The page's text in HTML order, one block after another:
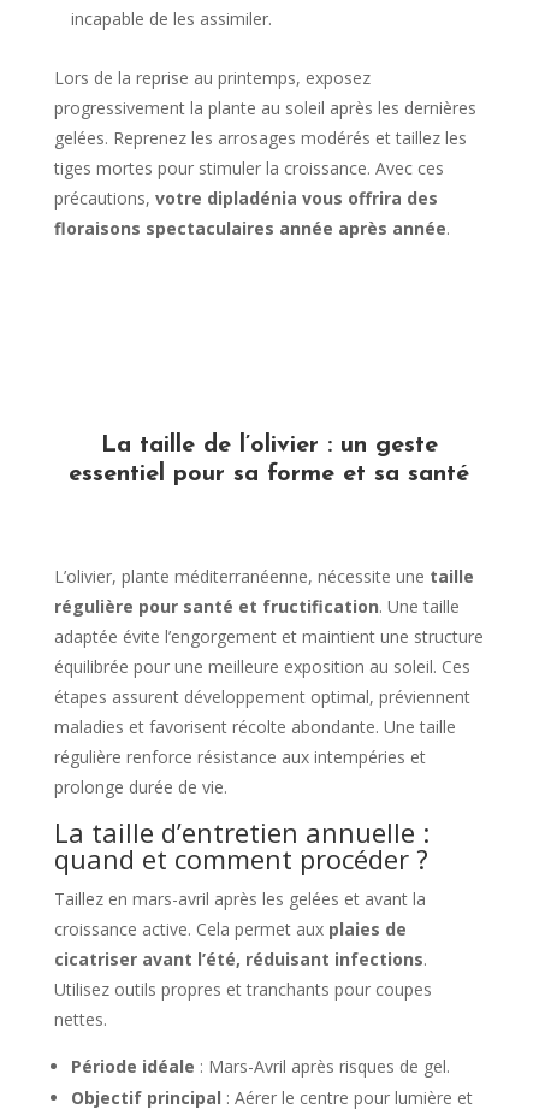
incapable de les assimiler.
Lors de la reprise au printemps, exposez
progressivement la plante au soleil après les dernières
gelées. Reprenez les arrosages modérés et taillez les
tiges mortes pour stimuler la croissance. Avec ces
précautions, votre dipladénia vous offrira des
floraisons spectaculaires année après année.
La taille de l’olivier : un geste
essentiel pour sa forme et sa santé
L’olivier, plante méditerranéenne, nécessite une taille
régulière pour santé et fructification. Une taille
adaptée évite l’engorgement et maintient une structure
équilibrée pour une meilleure exposition au soleil. Ces
étapes assurent développement optimal, préviennent
maladies et favorisent récolte abondante. Une taille
régulière renforce résistance aux intempéries et
prolonge durée de vie.
La taille d’entretien annuelle :
quand et comment procéder ?
Taillez en mars-avril après les gelées et avant la
croissance active. Cela permet aux plaies de
cicatriser avant l’été, réduisant infections.
Utilisez outils propres et tranchants pour coupes
nettes.
Période idéale : Mars-Avril après risques de gel.
Objectif principal : Aérer le centre pour lumière et